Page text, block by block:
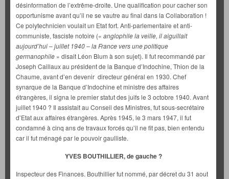
désinformation de l’extrême-droite. Une qualification pour cacher son
opportunisme avant qu’il ne se vautre au final dans la Collaboration !
Ce polytechnicien voulait un Etat fort. Anti-parlementaire et anti-
communiste, fasciste notoire (« anglophile la veille, il aiguillait
aujourd’hui – juillet 1940 – la France vers une politique
germanophile » disait Léon Blum à son sujet). Il fut recommandé par
Joseph Caillaux au président de la Banque d’Indochine, Thion de la
Chaume, avant d’en devenir directeur général en 1930. Chef
synarque de la Banque d’Indochine et ministre des affaires
étrangères, il signa le premier statut des juifs le 3 octobre 1940. Avant
juillet 1940 ? Il assistait au Conseil des Ministres, fut sous-secrétaire
d’Etat aux affaires étrangères. Après 1945, le 3 mars 1947, il fut
condamné à cinq ans de travaux forcés qu’il ne fit pas, bien entendu
car il fut ménagé par le pouvoir gaulliste.
YVES BOUTHILLIER, de gauche ?
Inspecteur des Finances. Bouthillier fut nommé, par décret du 31 aout